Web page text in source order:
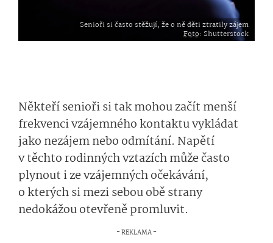
Senioři si často stěžují, že o ně děti ztratily zájem
Foto: Shutterstock
Někteří senioři si tak mohou začít menší
frekvenci vzájemného kontaktu vykládat
jako nezájem nebo odmítání. Napětí
v těchto rodinných vztazích může často
plynout i ze vzájemných očekávání,
o kterých si mezi sebou obě strany
nedokážou otevřeně promluvit.